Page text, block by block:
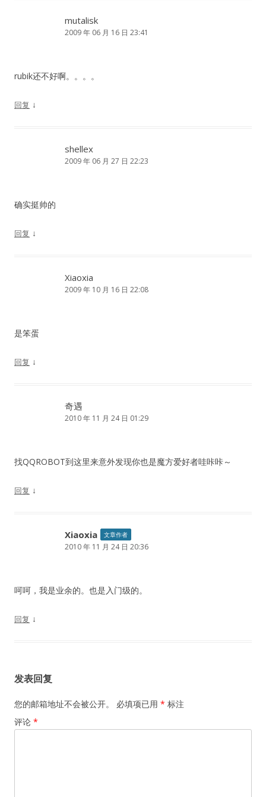
mutalisk
2009 年 06 月 16 日 23:41
rubik还不好啊。。。。
回复 ↓
shellex
2009 年 06 月 27 日 22:23
确实挺帅的
回复 ↓
Xiaoxia
2009 年 10 月 16 日 22:08
是笨蛋
回复 ↓
奇遇
2010 年 11 月 24 日 01:29
找QQROBOT到这里来意外发现你也是魔方爱好者哇咔咔～
回复 ↓
Xiaoxia 文章作者
2010 年 11 月 24 日 20:36
呵呵，我是业余的。也是入门级的。
回复 ↓
发表回复
您的邮箱地址不会被公开。 必填项已用 * 标注
评论 *